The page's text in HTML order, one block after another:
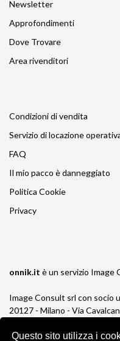
Questo sito utilizza i
Newsletter
Approfondimenti
Dove Trovare
Area rivenditori
Condizioni di vendita
Servizio di locazione
FAQ
Il mio pacco è danneggiato
Politica Cookie
Privacy
onnik.it è un servizio Image
Image Consult srl con socio
20127 - Milano - Via
P.IVA e C.F. 03383650961